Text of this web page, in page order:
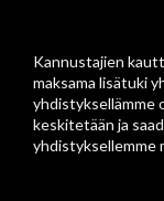
Kannustajien
maksama lisätuki
yhdistyksellämme
keskitetään ja
yhdistyksellemme